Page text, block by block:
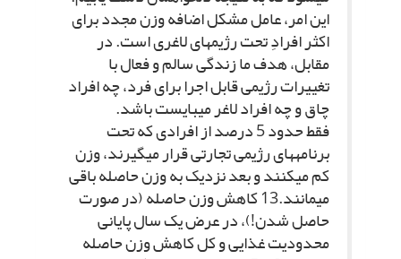
این امر، عامل مشکل اضافه وزن مجدد براى
اکثر افرادِ تحت رژیم‏هاى لاغرى است. در
مقابل، هدف ما زندگى سالم و فعال با
تغییرات رژیمى قابل اجرا براى فرد، چه افراد
چاق و چه افراد لاغر مى‏بایست باشد.
فقط حدود 5 درصد از افرادى که تحت
برنامه‏هاى رژیمى تجارتى قرار مى‏گیرند، وزن
کم مى‏کنند و بعد نزدیک به وزن حاصله باقى
مى‏مانند.13 کاهش وزن حاصله (در صورت
حاصل شدن!)، در عرض یک سال پایانى
محدودیت غذایى و کل کاهش وزن حاصله